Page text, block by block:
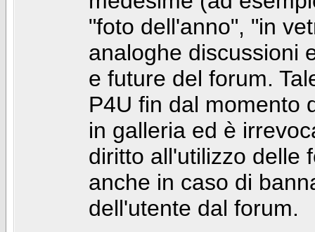
"foto dell'anno", "in
analoghe discussioni
e future del forum.
P4U fin dal momento
in galleria ed è
diritto all'utilizzo delle
anche in caso di
dell'utente dal forum.